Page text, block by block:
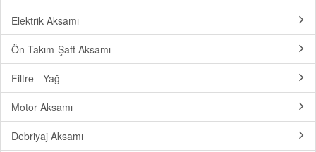
Elektrik Aksamı
Ön Takım-Şaft Aksamı
Filtre - Yağ
Motor Aksamı
Debriyaj Aksamı